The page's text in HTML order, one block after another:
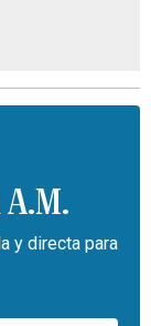
y directa para